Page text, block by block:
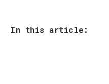
In this article: